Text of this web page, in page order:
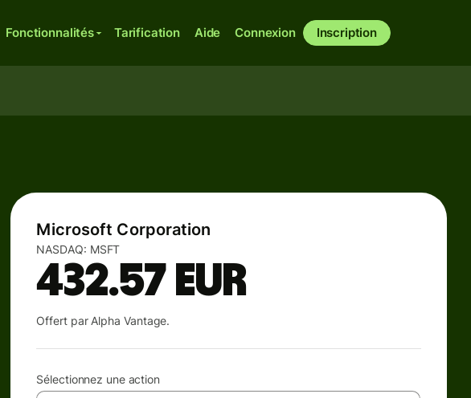
Fonctionnalités Tarification Aide Connexion Inscription
Microsoft Corporation
NASDAQ: MSFT
432.57 EUR
Offert par Alpha Vantage.
Sélectionnez une action